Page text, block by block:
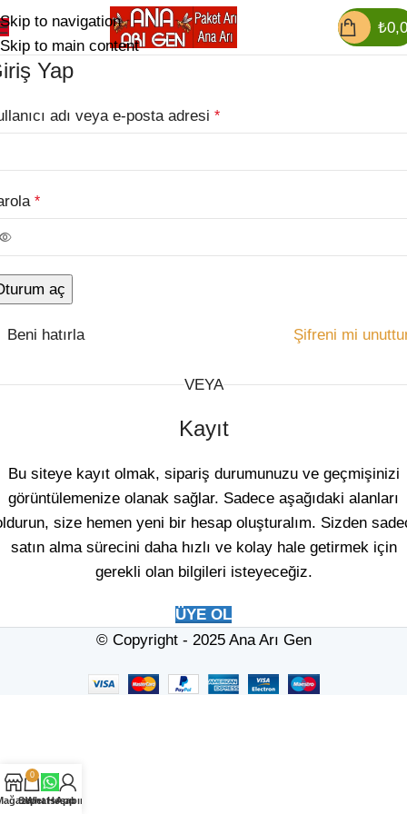
Skip to navigation
Skip to main content
₺
Yap
adı veya e-posta adresi *
*
aç
Şifreni mi
Beni hatırla
VEYA
Kayıt
Bu siteye kayıt olmak, sipariş durumunuzu ve geçmişinizi
görüntülemenize olanak sağlar. Sadece aşağıdaki alanları
size hemen yeni bir hesap oluşturalım. Sizden
satın alma sürecini daha hızlı ve kolay hale getirmek için
gerekli olan bilgileri isteyeceğiz.
ÜYE OL
© Copyright - 2025 Ana Arı Gen
0
Sepet
WhatsApp
Hesabım